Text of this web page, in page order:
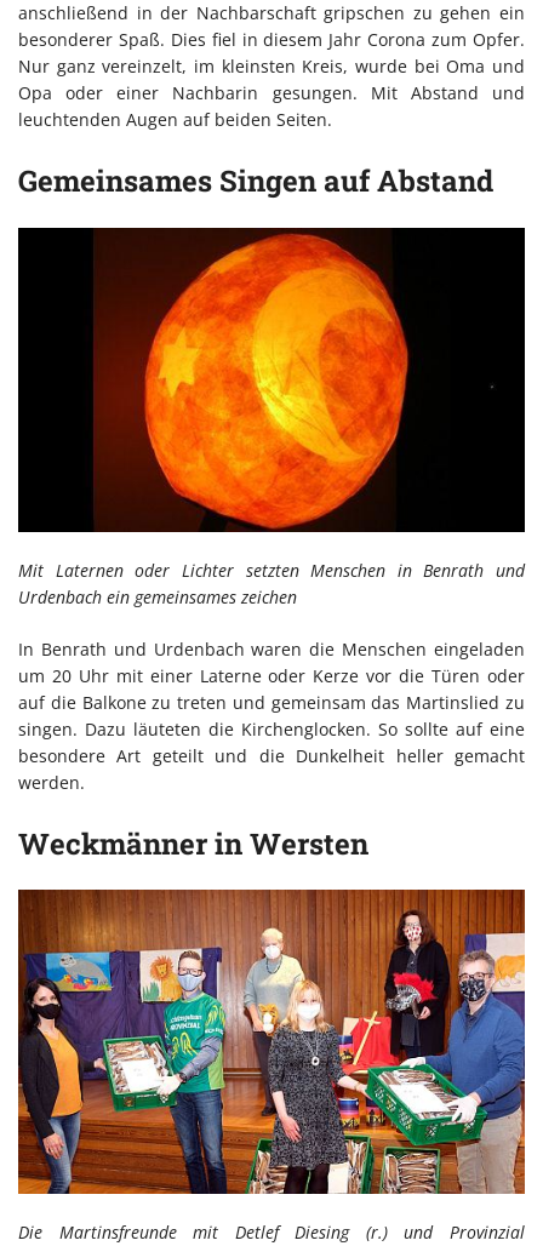
anschließend in der Nachbarschaft gripschen zu gehen ein
besonderer Spaß. Dies fiel in diesem Jahr Corona zum Opfer.
Nur ganz vereinzelt, im kleinsten Kreis, wurde bei Oma und
Opa oder einer Nachbarin gesungen. Mit Abstand und
leuchtenden Augen auf beiden Seiten.
Gemeinsames Singen auf Abstand
Mit Laternen oder Lichter setzten Menschen in Benrath und
Urdenbach ein gemeinsames zeichen
In Benrath und Urdenbach waren die Menschen eingeladen
um 20 Uhr mit einer Laterne oder Kerze vor die Türen oder
auf die Balkone zu treten und gemeinsam das Martinslied zu
singen. Dazu läuteten die Kirchenglocken. So sollte auf eine
besondere Art geteilt und die Dunkelheit heller gemacht
werden.
Weckmänner in Wersten
Die Martinsfreunde mit Detlef Diesing (r.) und Provinzial